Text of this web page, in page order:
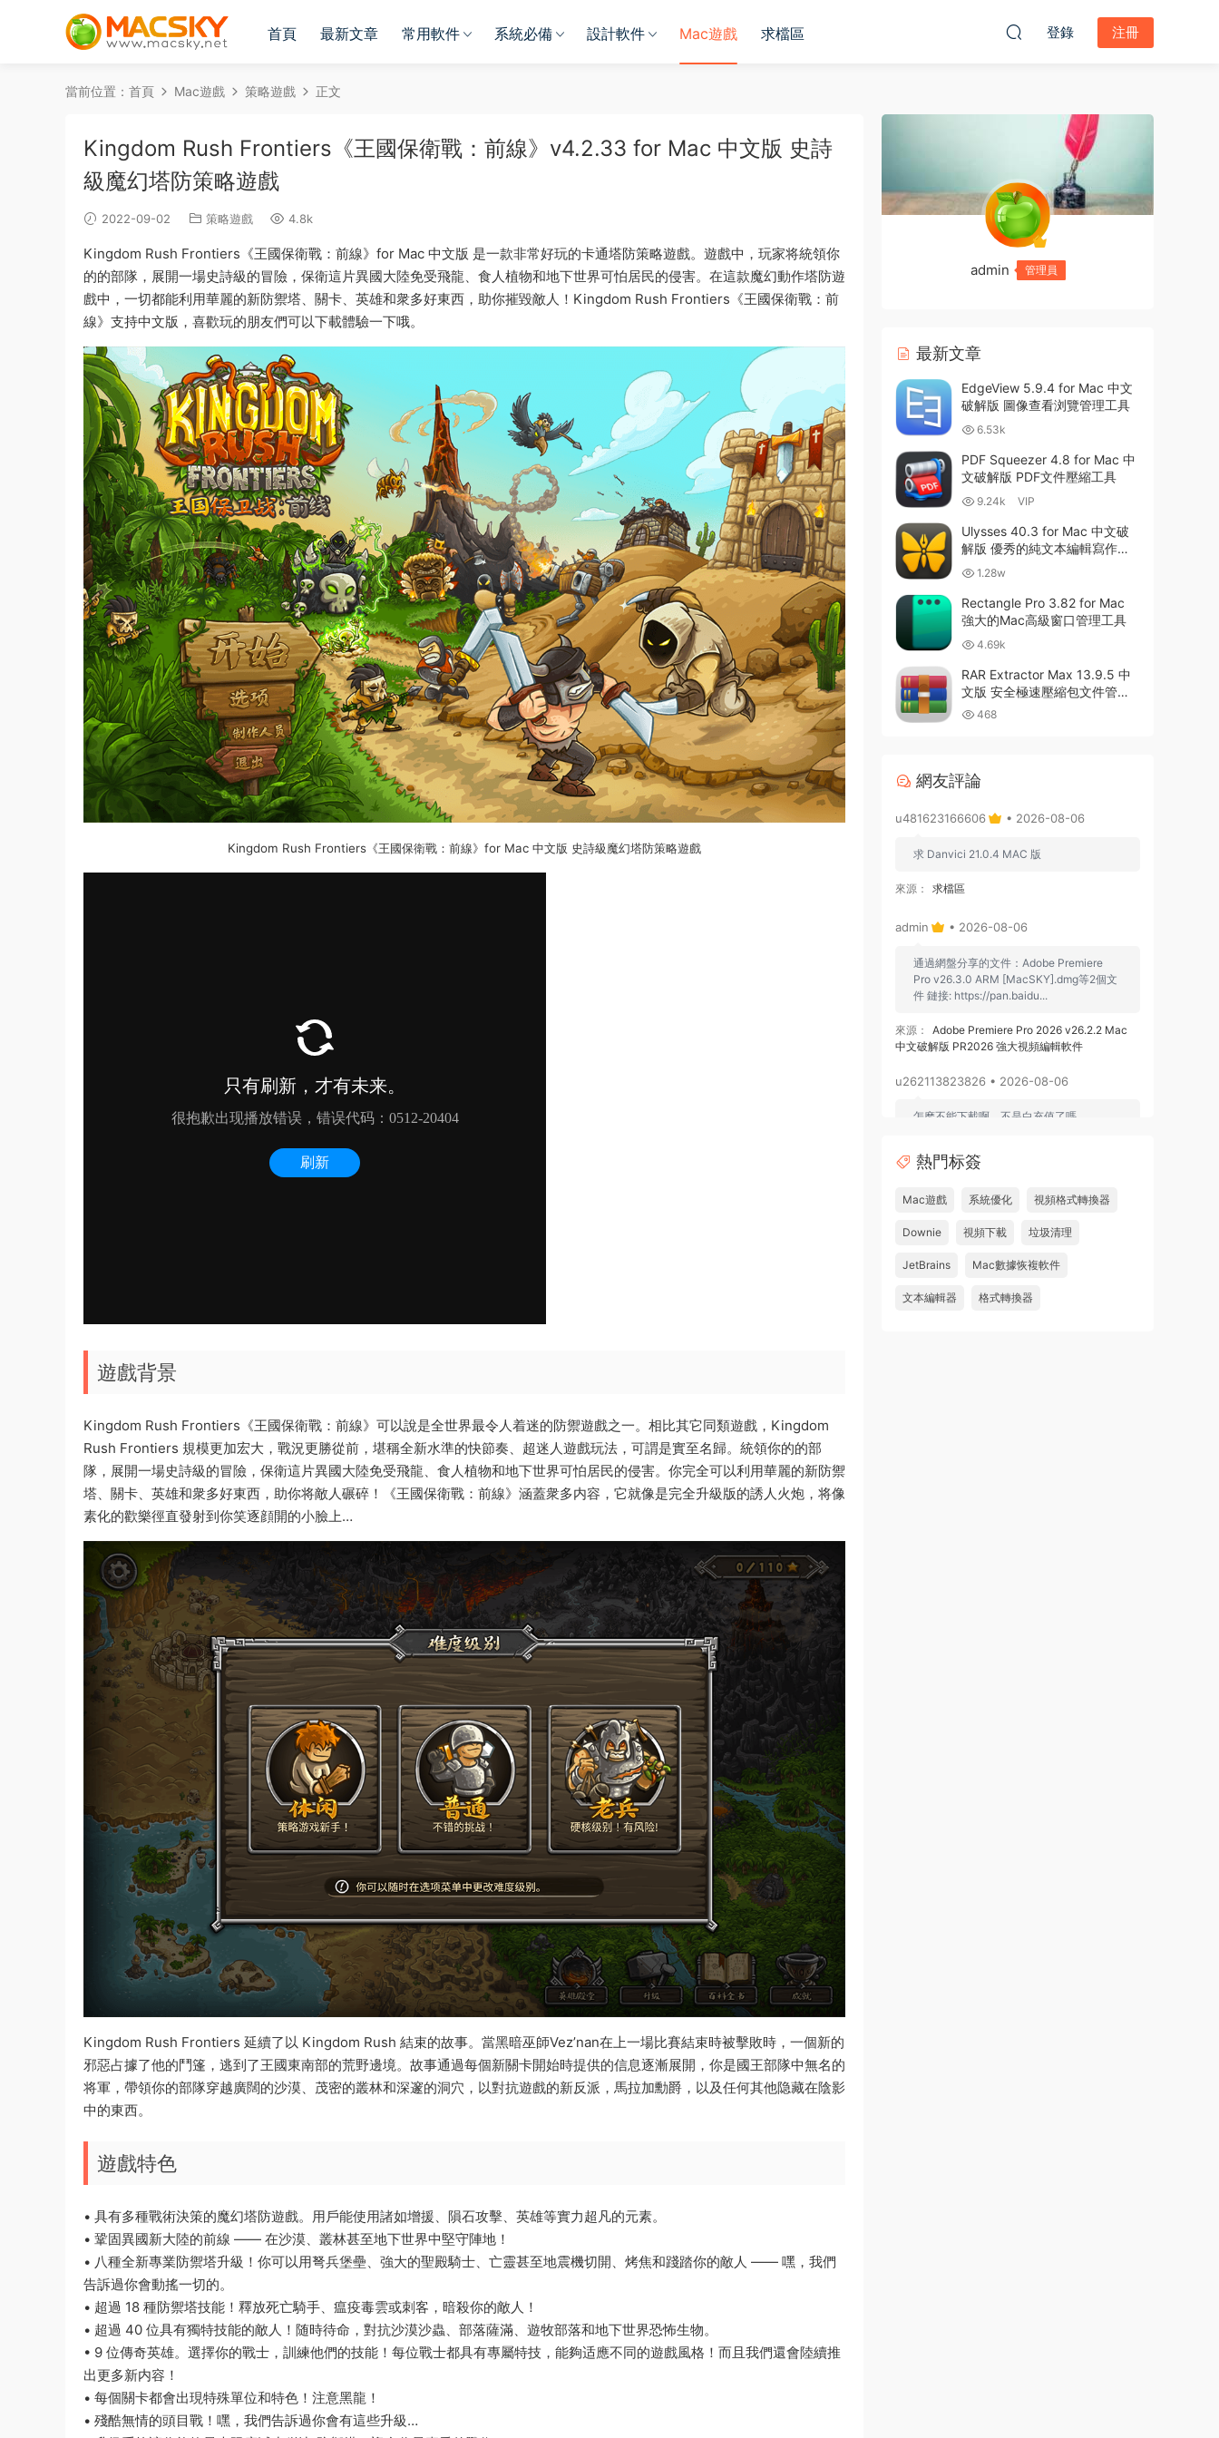
首頁 最新文章 常用軟件 系統必備 設計軟件 Mac遊戲 求檔區 登錄 注冊
當前位置： 首頁 Mac遊戲 策略遊戲 正文
Kingdom Rush Frontiers《王國保衛戰：前線》v4.2.33 for Mac 中文版 史詩
級魔幻塔防策略遊戲
2022-09-02 策略遊戲 4.8k
Kingdom Rush Frontiers《王國保衛戰：前線》for Mac 中文版 是一款非常好玩的卡通塔防策略遊戲。遊戲中，玩家将統領你
的的部隊，展開一場史詩級的冒險，保衛這片異國大陸免受飛龍、食人植物和地下世界可怕居民的侵害。在這款魔幻動作塔防遊
戲中，一切都能利用華麗的新防禦塔、關卡、英雄和衆多好東西，助你摧毀敵人！Kingdom Rush Frontiers《王國保衛戰：前
線》支持中文版，喜歡玩的朋友們可以下載體驗一下哦。
Kingdom Rush Frontiers《王國保衛戰：前線》for Mac 中文版 史詩級魔幻塔防策略遊戲
遊戲背景
Kingdom Rush Frontiers《王國保衛戰：前線》可以說是全世界最令人着迷的防禦遊戲之一。相比其它同類遊戲，Kingdom
Rush Frontiers 規模更加宏大，戰況更勝從前，堪稱全新水準的快節奏、超迷人遊戲玩法，可謂是實至名歸。統領你的的部
隊，展開一場史詩級的冒險，保衛這片異國大陸免受飛龍、食人植物和地下世界可怕居民的侵害。你完全可以利用華麗的新防禦
塔、關卡、英雄和衆多好東西，助你将敵人碾碎！《王國保衛戰：前線》涵蓋衆多内容，它就像是完全升級版的誘人火炮，将像
素化的歡樂徑直發射到你笑逐顔開的小臉上…
Kingdom Rush Frontiers 延續了以 Kingdom Rush 結束的故事。當黑暗巫師Vez’nan在上一場比賽結束時被擊敗時，一個新的
邪惡占據了他的鬥篷，逃到了王國東南部的荒野邊境。故事通過每個新關卡開始時提供的信息逐漸展開，你是國王部隊中無名的
将軍，帶領你的部隊穿越廣闊的沙漠、茂密的叢林和深邃的洞穴，以對抗遊戲的新反派，馬拉加勳爵，以及任何其他隐藏在陰影
中的東西。
遊戲特色
• 具有多種戰術決策的魔幻塔防遊戲。用戶能使用諸如增援、隕石攻擊、英雄等實力超凡的元素。
• 鞏固異國新大陸的前線 —— 在沙漠、叢林甚至地下世界中堅守陣地！
• 八種全新專業防禦塔升級！你可以用弩兵堡壘、強大的聖殿騎士、亡靈甚至地震機切開、烤焦和踐踏你的敵人 —— 嘿，我們
告訴過你會動搖一切的。
• 超過 18 種防禦塔技能！釋放死亡騎手、瘟疫毒雲或刺客，暗殺你的敵人！
• 超過 40 位具有獨特技能的敵人！随時待命，對抗沙漠沙蟲、部落薩滿、遊牧部落和地下世界恐怖生物。
• 9 位傳奇英雄。選擇你的戰士，訓練他們的技能！每位戰士都具有專屬特技，能夠适應不同的遊戲風格！而且我們還會陸續推
出更多新内容！
• 每個關卡都會出現特殊單位和特色！注意黑龍！
• 殘酷無情的頭目戰！嘿，我們告訴過你會有這些升級…
admin 管理員
最新文章
EdgeView 5.9.4 for Mac 中文
破解版 圖像查看浏覽管理工具
6.53k
PDF Squeezer 4.8 for Mac 中
文破解版 PDF文件壓縮工具
9.24k VIP
Ulysses 40.3 for Mac 中文破
解版 優秀的純文本編輯寫作軟
件 1.28w
Rectangle Pro 3.82 for Mac
強大的Mac高級窗口管理工具
4.69k
RAR Extractor Max 13.9.5 中
文版 安全極速壓縮包文件管理
器 468
網友評論
u481623166606 • 2026-08-06
求 Danvici 21.0.4 MAC 版
來源： 求檔區
admin • 2026-08-06
通過網盤分享的文件：Adobe Premiere
Pro v26.3.0 ARM [MacSKY].dmg等2個文
件 鏈接: https://pan.baidu...
來源：
Adobe Premiere Pro 2026 v26.2.2 Mac
中文破解版 PR2026 強大視頻編輯軟件
u262113823826 • 2026-08-06
怎麽不能下載啊，不是白充值了嗎
來源：
Adobe Premiere Pro 2026 v26.2.2 Mac
中文破解版 PR2026 強大視頻編輯軟件
u604731536624 • 2026-07-15
中文破解版
熱門标簽
Mac遊戲 系統優化 視頻格式轉換器
Downie 視頻下載 垃圾清理
JetBrains Mac數據恢複軟件
文本編輯器 格式轉換器